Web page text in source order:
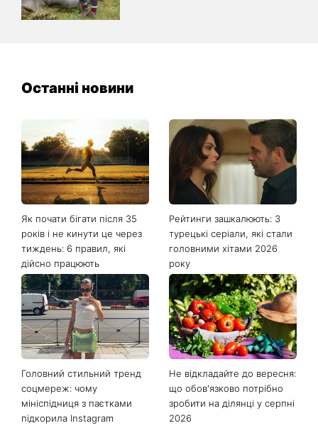
Останні новини
Як почати бігати після 35
років і не кинути це через
тиждень: 6 правил, які
дійсно працюють
Рейтинги зашкалюють: 3
турецькі серіали, які стали
головними хітами 2026
року
Головний стильний тренд
соцмереж: чому
мініспідниця з паєтками
підкорила Instagram
Не відкладайте до вересня:
що обов'язково потрібно
зробити на ділянці у серпні
2026